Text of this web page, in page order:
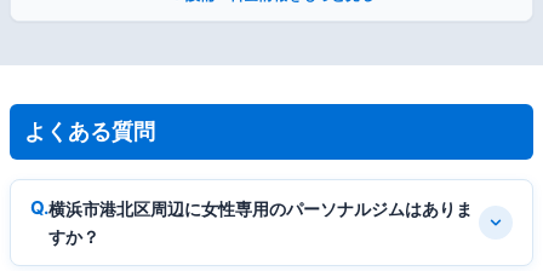
よくある質問
横浜市港北区周辺に女性専用のパーソナルジムはありま
すか？